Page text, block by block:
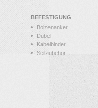
BEFESTIGUNG
Bolzenanker
Dübel
Kabelbinder
Seilzubehör